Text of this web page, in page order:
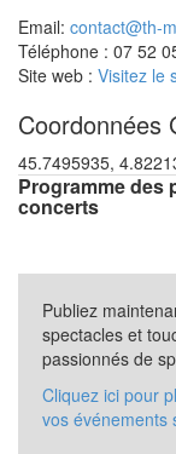
Email: contact@th-
Téléphone : 07 52
Site web : Visitez le
Coordonnées
45.7495935,
Programme des
concerts
Publiez
spectacles et
passionnés de
Cliquez ici pour
vos événements